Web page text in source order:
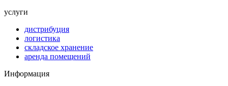
услуги
дистрибуция
логистика
складское хранение
аренда помещений
Информация